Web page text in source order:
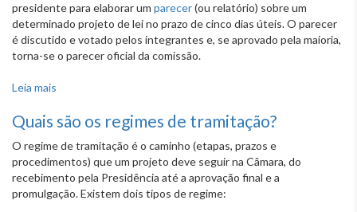
presidente para elaborar um parecer(ou relatório) sobre um
determinado projeto de lei no prazo de cinco dias úteis. O parecer
é discutido e votado pelos integrantes e, se aprovado pela maioria,
torna-se o parecer oficial da comissão.
Leia mais
Quais são os regimes de tramitação?
O regime de tramitação é o caminho (etapas, prazos e
procedimentos) que um projeto deve seguir na Câmara, do
recebimento pela Presidência até a aprovação final e a
promulgação. Existem dois tipos de regime: